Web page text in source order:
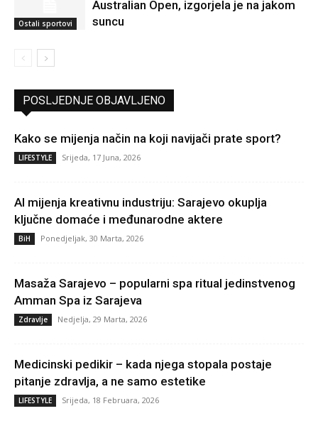
Ostali sportovi
Australian Open, izgorjela je na jakom
suncu
POSLJEDNJE OBJAVLJENO
Kako se mijenja način na koji navijači prate sport?
LIFESTYLE Srijeda, 17 Juna, 2026
AI mijenja kreativnu industriju: Sarajevo okuplja
ključne domaće i međunarodne aktere
BiH Ponedjeljak, 30 Marta, 2026
Masaža Sarajevo – popularni spa ritual jedinstvenog
Amman Spa iz Sarajeva
Zdravlje Nedjelja, 29 Marta, 2026
Medicinski pedikir – kada njega stopala postaje
pitanje zdravlja, a ne samo estetike
LIFESTYLE Srijeda, 18 Februara, 2026